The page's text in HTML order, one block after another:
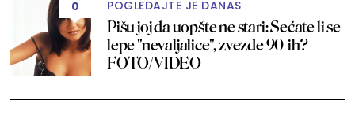
0 POGLEDAJTE JE DANAS
Pišu joj da uopšte ne stari: Sećate li se
lepe "nevaljalice", zvezde 90-ih?
FOTO/VIDEO